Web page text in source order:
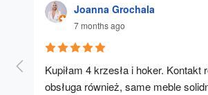
Joanna Grochala
7 months ago
Kupiłam 4 krzesła i hoker. Kontakt
obsługa również, same meble